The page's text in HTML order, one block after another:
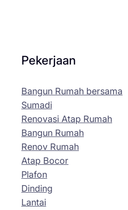
Pekerjaan
Bangun Rumah bersama
Sumadi
Renovasi Atap Rumah
Bangun Rumah
Renov Rumah
Atap Bocor
Plafon
Dinding
Lantai